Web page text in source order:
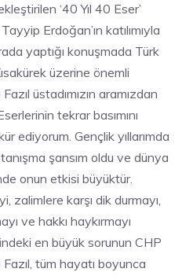
‘40 Yıl 40 Eser’
Erdoğan’ın katılımıyla
yaptığı konuşmada Türk
üzerine önemli
üstadımızın aramızdan
tekrar basımını
ediyorum. Gençlik yıllarımda
şansım oldu ve dünya
onun etkisi büyüktür.
zalimlere karşı dik durmayı,
ve hakkı haykırmayı
en büyük sorunun CHP
tüm hayatı boyunca